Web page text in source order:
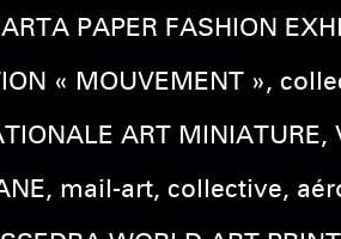
PAPER FASHION
« MOUVEMENT »,
ART
mail-art, collective,